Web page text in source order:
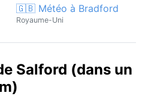
🇬🇧 Météo à Bradford
Royaume-Uni
Salford (dans un